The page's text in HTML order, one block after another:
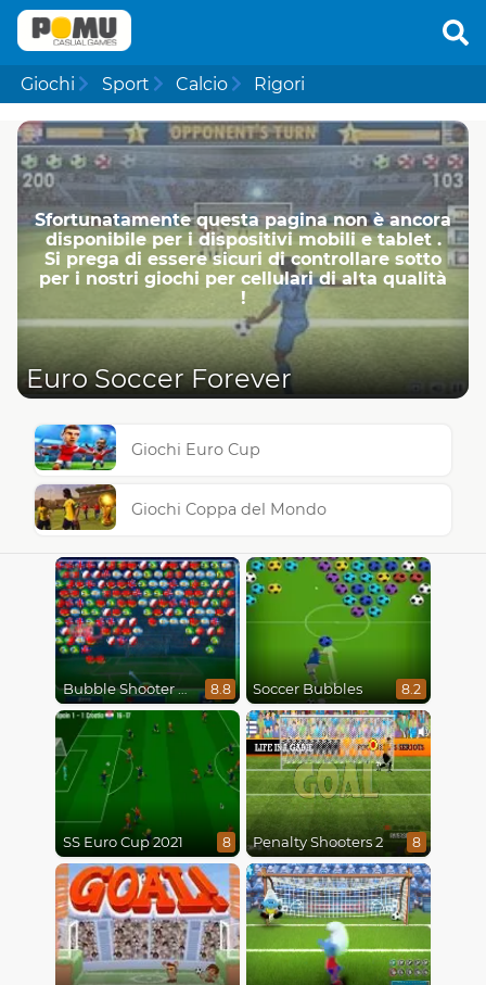
Giochi Sport Calcio Rigori
Sfortunatamente questa pagina non è ancora
disponibile per i dispositivi mobili e tablet .
Si prega di essere sicuri di controllare sotto
per i nostri giochi per cellulari di alta qualità
!
Euro Soccer Forever
Giochi Euro Cup
Giochi Coppa del Mondo
Bubble Shooter World Cup 8.8 Soccer Bubbles 8.2
SS Euro Cup 2021 8 Penalty Shooters 2 8